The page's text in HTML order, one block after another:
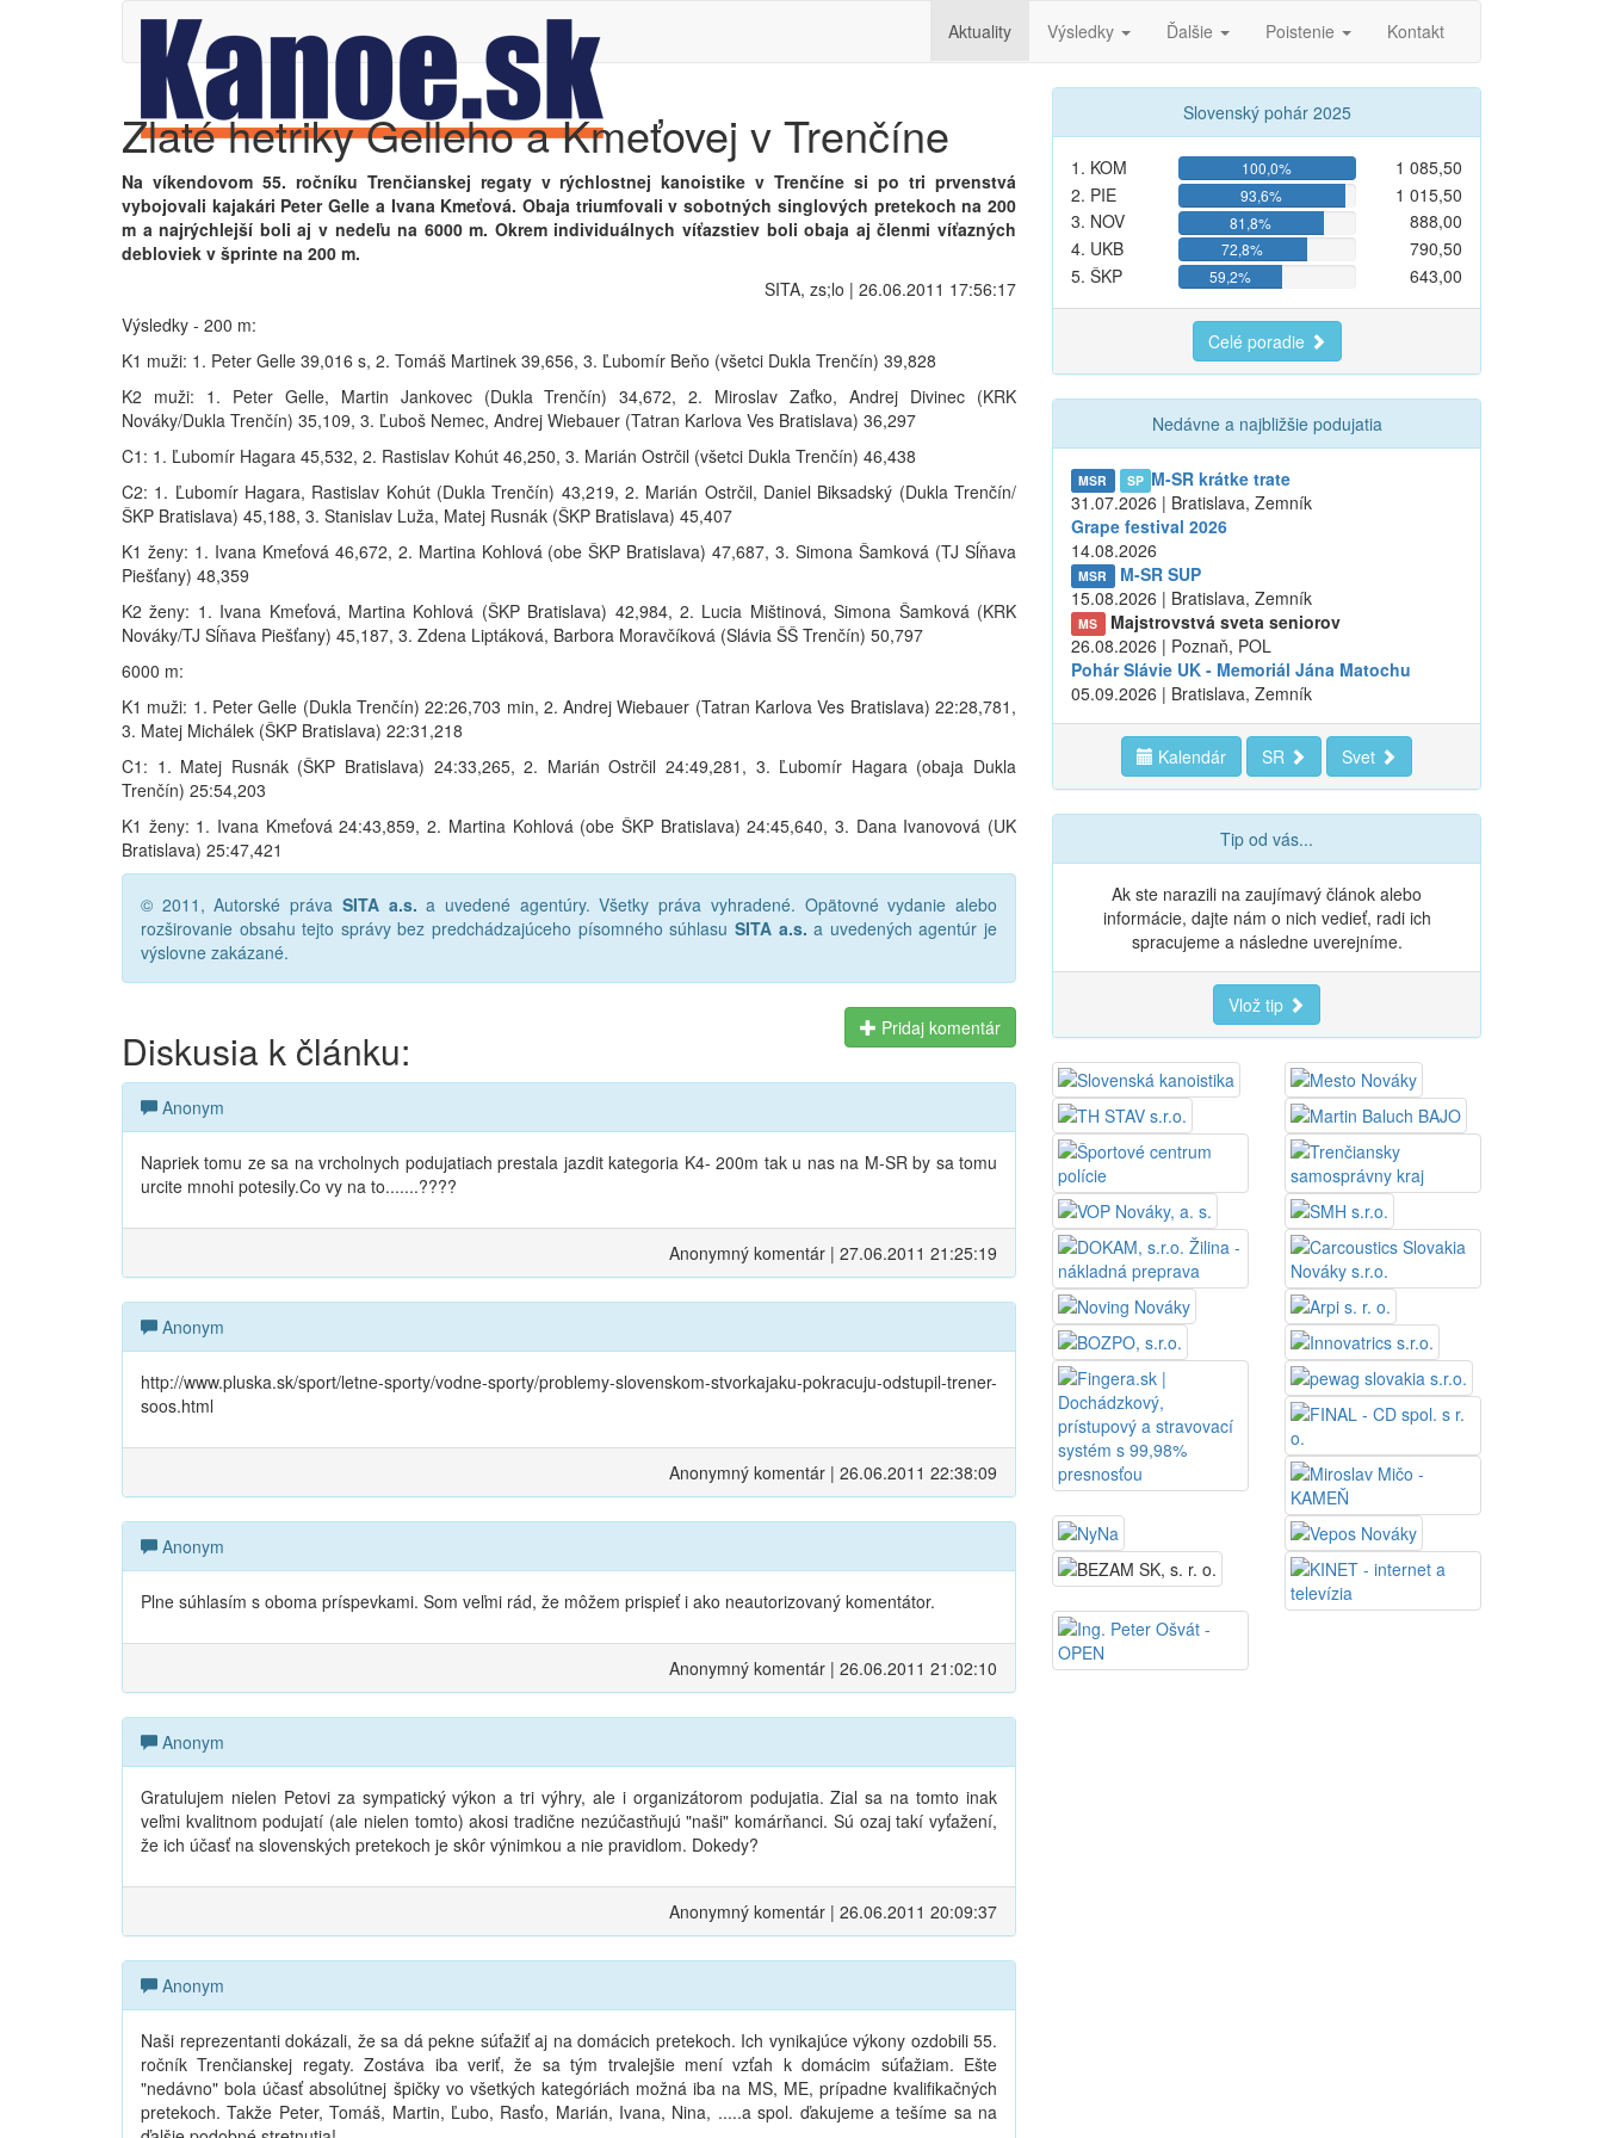
Aktuality Výsledky Ďalšie Poistenie Kontakt
Zlaté hetriky Gelleho a Kmeťovej v Trenčíne
Na víkendovom 55. ročníku Trenčianskej regaty v rýchlostnej kanoistike v Trenčíne si po tri prvenstvá
vybojovali kajakári Peter Gelle a Ivana Kmeťová. Obaja triumfovali v sobotných singlových pretekoch na 200
m a najrýchlejší boli aj v nedeľu na 6000 m. Okrem individuálnych víťazstiev boli obaja aj členmi víťazných
debloviek v šprinte na 200 m.
SITA, zs;lo | 26.06.2011 17:56:17
Výsledky - 200 m:
K1 muži: 1. Peter Gelle 39,016 s, 2. Tomáš Martinek 39,656, 3. Ľubomír Beňo (všetci Dukla Trenčín) 39,828
K2 muži: 1. Peter Gelle, Martin Jankovec (Dukla Trenčín) 34,672, 2. Miroslav Zaťko, Andrej Divinec (KRK
Nováky/Dukla Trenčín) 35,109, 3. Ľuboš Nemec, Andrej Wiebauer (Tatran Karlova Ves Bratislava) 36,297
C1: 1. Ľubomír Hagara 45,532, 2. Rastislav Kohút 46,250, 3. Marián Ostrčil (všetci Dukla Trenčín) 46,438
C2: 1. Ľubomír Hagara, Rastislav Kohút (Dukla Trenčín) 43,219, 2. Marián Ostrčil, Daniel Biksadský (Dukla Trenčín/
ŠKP Bratislava) 45,188, 3. Stanislav Luža, Matej Rusnák (ŠKP Bratislava) 45,407
K1 ženy: 1. Ivana Kmeťová 46,672, 2. Martina Kohlová (obe ŠKP Bratislava) 47,687, 3. Simona Šamková (TJ Sĺňava
Piešťany) 48,359
K2 ženy: 1. Ivana Kmeťová, Martina Kohlová (ŠKP Bratislava) 42,984, 2. Lucia Mištinová, Simona Šamková (KRK
Nováky/TJ Sĺňava Piešťany) 45,187, 3. Zdena Liptáková, Barbora Moravčíková (Slávia ŠŠ Trenčín) 50,797
6000 m:
K1 muži: 1. Peter Gelle (Dukla Trenčín) 22:26,703 min, 2. Andrej Wiebauer (Tatran Karlova Ves Bratislava) 22:28,781,
3. Matej Michálek (ŠKP Bratislava) 22:31,218
C1: 1. Matej Rusnák (ŠKP Bratislava) 24:33,265, 2. Marián Ostrčil 24:49,281, 3. Ľubomír Hagara (obaja Dukla
Trenčín) 25:54,203
K1 ženy: 1. Ivana Kmeťová 24:43,859, 2. Martina Kohlová (obe ŠKP Bratislava) 24:45,640, 3. Dana Ivanovová (UK
Bratislava) 25:47,421
© 2011, Autorské práva SITA a.s. a uvedené agentúry. Všetky práva vyhradené. Opätovné vydanie alebo
rozširovanie obsahu tejto správy bez predchádzajúceho písomného súhlasu SITA a.s. a uvedených agentúr je
výslovne zakázané.
Diskusia k článku: Pridaj komentár
Anonym
Napriek tomu ze sa na vrcholnych podujatiach prestala jazdit kategoria K4- 200m tak u nas na M-SR by sa tomu
urcite mnohi potesily.Co vy na to.......????
Anonymný komentár | 27.06.2011 21:25:19
Anonym
http://www.pluska.sk/sport/letne-sporty/vodne-sporty/problemy-slovenskom-stvorkajaku-pokracuju-odstupil-trener-
soos.html
Anonymný komentár | 26.06.2011 22:38:09
Anonym
Plne súhlasím s oboma príspevkami. Som veľmi rád, že môžem prispieť i ako neautorizovaný komentátor.
Anonymný komentár | 26.06.2011 21:02:10
Anonym
Gratulujem nielen Petovi za sympatický výkon a tri výhry, ale i organizátorom podujatia. Zial sa na tomto inak
veľmi kvalitnom podujatí (ale nielen tomto) akosi tradične nezúčastňujú "naši" komárňanci. Sú ozaj takí vyťažení,
že ich účasť na slovenských pretekoch je skôr výnimkou a nie pravidlom. Dokedy?
Anonymný komentár | 26.06.2011 20:09:37
Anonym
Naši reprezentanti dokázali, že sa dá pekne súťažiť aj na domácich pretekoch. Ich vynikajúce výkony ozdobili 55.
ročník Trenčianskej regaty. Zostáva iba veriť, že sa tým trvalejšie mení vzťah k domácim súťažiam. Ešte
"nedávno" bola účasť absolútnej špičky vo všetkých kategóriách možná iba na MS, ME, prípadne kvalifikačných
pretekoch. Takže Peter, Tomáš, Martin, Ľubo, Rasťo, Marián, Ivana, Nina, .....a spol. ďakujeme a tešíme sa na
Slovenský pohár 2025
1. KOM 100,0%
1 085,50
2. PIE
93,6%
1 015,50
3. NOV
81,8%
888,00
4. UKB
72,8%
790,50
5. ŠKP
59,2% 643,00
Celé poradie
Nedávne a najbližšie podujatia
MSR SP M-SR krátke trate
31.07.2026 | Bratislava, Zemník
Grape festival 2026
14.08.2026
MSR
M-SR SUP
15.08.2026 | Bratislava, Zemník
MS
Majstrovstvá sveta seniorov
26.08.2026 | Poznaň, POL
Pohár Slávie UK - Memoriál Jána Matochu
05.09.2026 | Bratislava, Zemník
Kalendár SR Svet
Tip od vás...
Ak ste narazili na zaujímavý článok alebo
informácie, dajte nám o nich vedieť, radi ich
spracujeme a následne uverejníme.
Vlož tip